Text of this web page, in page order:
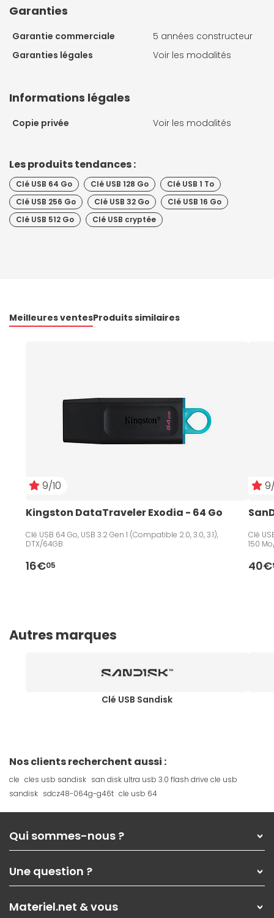
Garanties
Garantie commerciale
5 années constructeur
Garanties légales
Voir les modalités
Informations légales
Copie privée Voir les modalités
Les produits tendances :
Clé USB 64 Go Clé USB 128 Go
Clé USB 1 To
Clé USB 256 Go
Clé USB 32 Go
Clé USB 16 Go
Clé USB 512 Go
Clé USB cryptée
Meilleures ventesProduits similaires
9/10
Kingston DataTraveler Exodia - 64 Go
Clé USB 64 Go, USB 3.2 Gen 1 (Compatible 2.0, 3.0, 3.1),
DTX/64GB
16€05
Clé
150
40€
Autres marques
Clé USB Sandisk
Nos clients recherchent aussi :
cle cles usb sandisk san disk ultra usb 3.0 flash drive cle usb
sandisk sdcz48-064g-g46t cle usb 64
Qui sommes-nous ?
Nos services
Les magasins Materiel.net
Nos solutions pour les pros
Contactez-nous
Une question ?
Paiement, livraison
Materiel.net & vous